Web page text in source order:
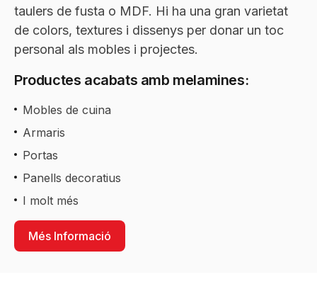
taulers de fusta o MDF. Hi ha una gran varietat
de colors, textures i dissenys per donar un toc
personal als mobles i projectes.
Productes acabats amb melamines:
Mobles de cuina
Armaris
Portas
Panells decoratius
I molt més
Més Informació